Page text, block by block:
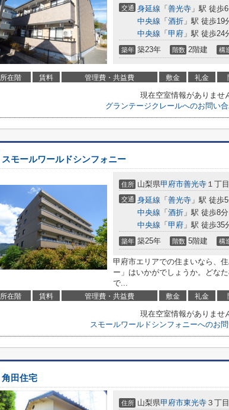
交通 身延線 「 善光寺 」駅 徒歩
中央線 「 酒折 」駅 徒歩19
中央線 「 甲府 」駅 徒歩24
築年 築23年 階数 2階建 構
所在階 賃料 管理費・共益費 敷金 礼金
現在空室情報がありませ
グランテージクレールへのお問い
スモールワールドシンフォニー
住所 山梨県甲府市善光寺 １丁
交通 身延線 「 善光寺 」駅 徒歩
中央線 「 酒折 」駅 徒歩8分
中央線 「 甲府 」駅 徒歩35
築年 築25年 階数 5階建 構
甲府市エリアでの住まいなら、
ー」はいかがでしょうか。どな
で...
所在階 賃料 管理費・共益費 敷金 礼金
現在空室情報がありませ
スモールワールドシンフォニーへのお
角田住宅
住所 山梨県甲府市東光寺 ３丁